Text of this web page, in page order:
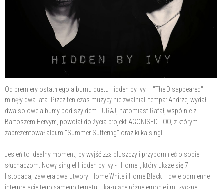
Od premiery ostatniego albumu duetu Hidden by Ivy – "The Disappeared" –
minęły dwa lata. Przez ten czas muzycy nie zwalniali tempa: Andrzej wydał
dwa solowe albumy pod szyldem TURAJ, natomiast Rafał, wspólnie z
Bartoszem Hervym, powołał do życia projekt AGONISED TOO, z którym
zaprezentował album "Summer Suffering" oraz kilka singli.
Jesień to idealny moment, by wyjść zza bluszczy i przypomnieć o sobie
słuchaczom. Nowy singiel Hidden by Ivy - "Home", który ukaże się 7
listopada, zawiera dwa utwory: Home White i Home Black – dwie odmienne
interpretacje tego samego tematu, ukazujące różne emocje i muzyczne